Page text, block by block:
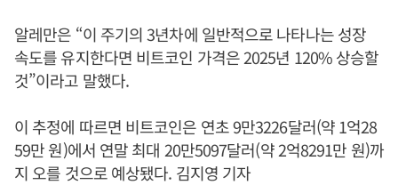
알레만은 “이 주기의 3년차에 일반적으로 나타나는 성장
속도를 유지한다면 비트코인 가격은 2025년 120% 상승할
것”이라고 말했다.
이 추정에 따르면 비트코인은 연초 9만3226달러(약 1억28
59만 원)에서 연말 최대 20만5097달러(약 2억8291만 원)까
지 오를 것으로 예상됐다. 김지영 기자